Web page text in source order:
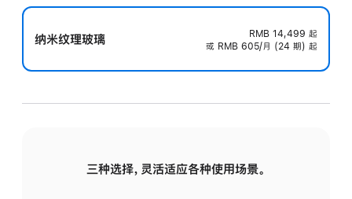
纳米纹理玻璃 RMB 14,499 起
或 RMB 605/月 (24 期) 起
三种选择，灵活适应各种使用场景。